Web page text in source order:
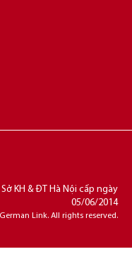
KH & ĐT Hà Nội cấp ngày
05/06/2014
Link. All rights reserved.